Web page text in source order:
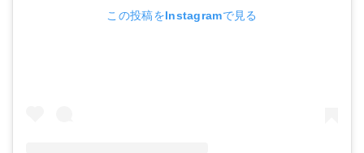
この投稿をInstagramで見る